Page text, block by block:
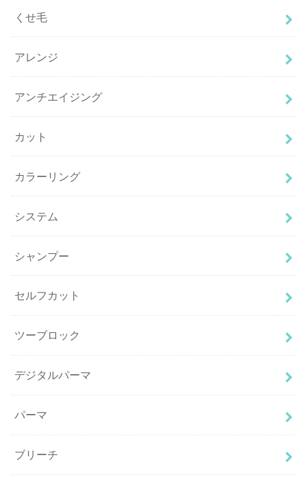
くせ毛
アレンジ
アンチエイジング
カット
カラーリング
システム
シャンプー
セルフカット
ツーブロック
デジタルパーマ
パーマ
ブリーチ